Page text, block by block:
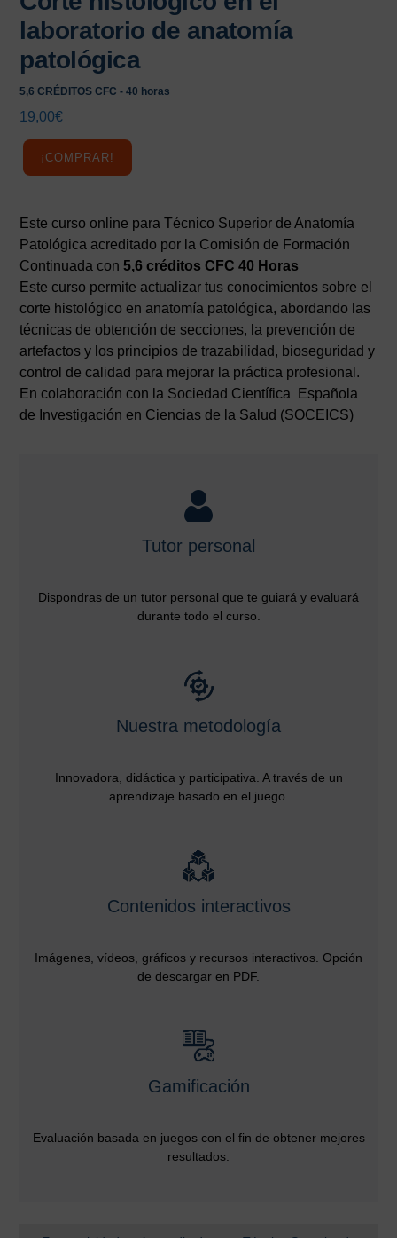
laboratorio de anatomía
patológica
5,6 CRÉDITOS CFC - 40 horas
19,00€
¡COMPRAR!
Este curso online para Técnico Superior de Anatomía
Patológica acreditado por la Comisión de Formación
Continuada con 5,6 créditos CFC 40 Horas
Este curso permite actualizar tus conocimientos sobre el
corte histológico en anatomía patológica, abordando las
técnicas de obtención de secciones, la prevención de
artefactos y los principios de trazabilidad, bioseguridad y
control de calidad para mejorar la práctica profesional.
En colaboración con la Sociedad Científica Española
de Investigación en Ciencias de la Salud (SOCEICS)
Tutor personal
Dispondras de un tutor personal que te guiará y evaluará
durante todo el curso.
Nuestra metodología
Innovadora, didáctica y participativa. A través de un
aprendizaje basado en el juego.
Contenidos interactivos
Imágenes, vídeos, gráficos y recursos interactivos. Opción
de descargar en PDF.
Gamificación
Evaluación basada en juegos con el fin de obtener mejores
resultados.